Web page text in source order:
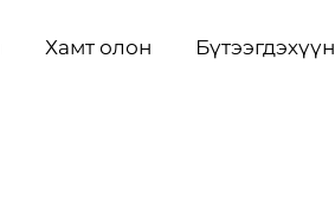
Хамт олон Бүтээгдэхүүн